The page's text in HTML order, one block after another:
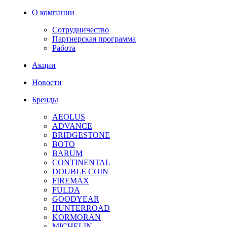
О компании
Сотрудничество
Партнерская программа
Работа
Акции
Новости
Бренды
AEOLUS
ADVANCE
BRIDGESTONE
BOTO
BARUM
CONTINENTAL
DOUBLE COIN
FIREMAX
FULDA
GOODYEAR
HUNTERROAD
KORMORAN